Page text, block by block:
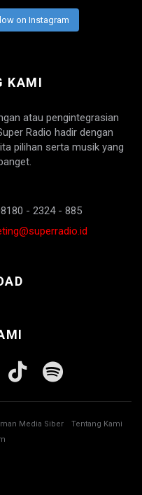
on Instagram
KAMI
atau pengintegrasian
Radio hadir dengan
pilihan serta musik yang
- 2324 - 885
Media Siber
Tentang Kami